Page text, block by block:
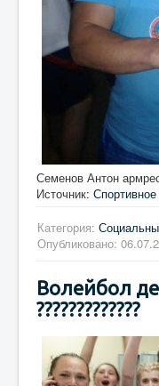
Семенов Антон
Источник:
Категория:
Опубликовано:
Волейбол
?????????????